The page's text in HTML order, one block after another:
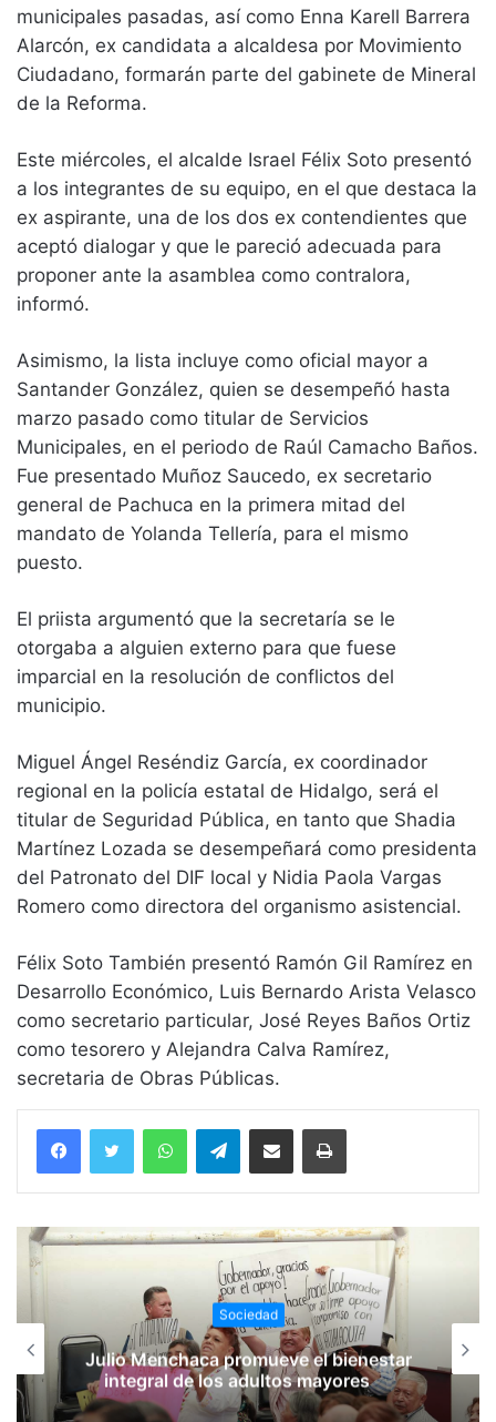
municipales pasadas, así como Enna Karell Barrera
Alarcón, ex candidata a alcaldesa por Movimiento
Ciudadano, formarán parte del gabinete de Mineral
de la Reforma.
Este miércoles, el alcalde Israel Félix Soto presentó
a los integrantes de su equipo, en el que destaca la
ex aspirante, una de los dos ex contendientes que
aceptó dialogar y que le pareció adecuada para
proponer ante la asamblea como contralora,
informó.
Asimismo, la lista incluye como oficial mayor a
Santander González, quien se desempeñó hasta
marzo pasado como titular de Servicios
Municipales, en el periodo de Raúl Camacho Baños.
Fue presentado Muñoz Saucedo, ex secretario
general de Pachuca en la primera mitad del
mandato de Yolanda Tellería, para el mismo
puesto.
El priista argumentó que la secretaría se le
otorgaba a alguien externo para que fuese
imparcial en la resolución de conflictos del
municipio.
Miguel Ángel Reséndiz García, ex coordinador
regional en la policía estatal de Hidalgo, será el
titular de Seguridad Pública, en tanto que Shadia
Martínez Lozada se desempeñará como presidenta
del Patronato del DIF local y Nidia Paola Vargas
Romero como directora del organismo asistencial.
Félix Soto También presentó Ramón Gil Ramírez en
Desarrollo Económico, Luis Bernardo Arista Velasco
como secretario particular, José Reyes Baños Ortiz
como tesorero y Alejandra Calva Ramírez,
secretaria de Obras Públicas.
WhatsAppTelegramCompartir vía email Imprimir
Sociedad
Julio Menchaca promueve el bienestar
integral de los adultos mayores